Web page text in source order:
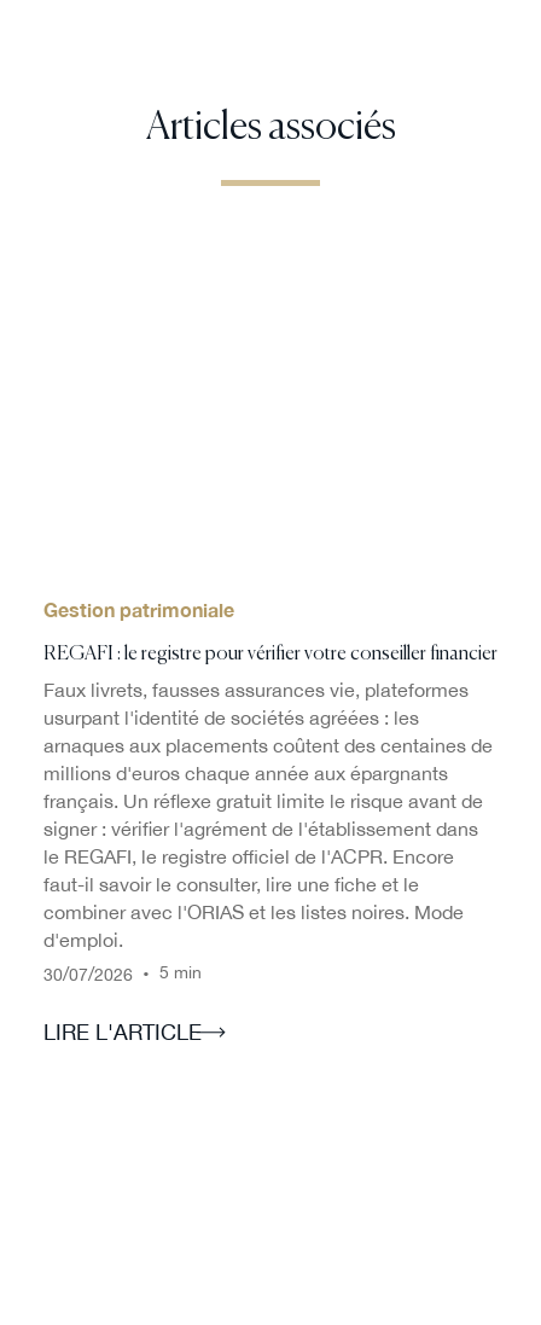
Articles associés
Gestion patrimoniale
REGAFI : le registre pour vérifier votre conseiller financier
Faux livrets, fausses assurances vie, plateformes
usurpant l'identité de sociétés agréées : les
arnaques aux placements coûtent des centaines de
millions d'euros chaque année aux épargnants
français. Un réflexe gratuit limite le risque avant de
signer : vérifier l'agrément de l'établissement dans
le REGAFI, le registre officiel de l'ACPR. Encore
faut-il savoir le consulter, lire une fiche et le
combiner avec l'ORIAS et les listes noires. Mode
d'emploi.
30/07/2026 • 5 min
LIRE L'ARTICLE